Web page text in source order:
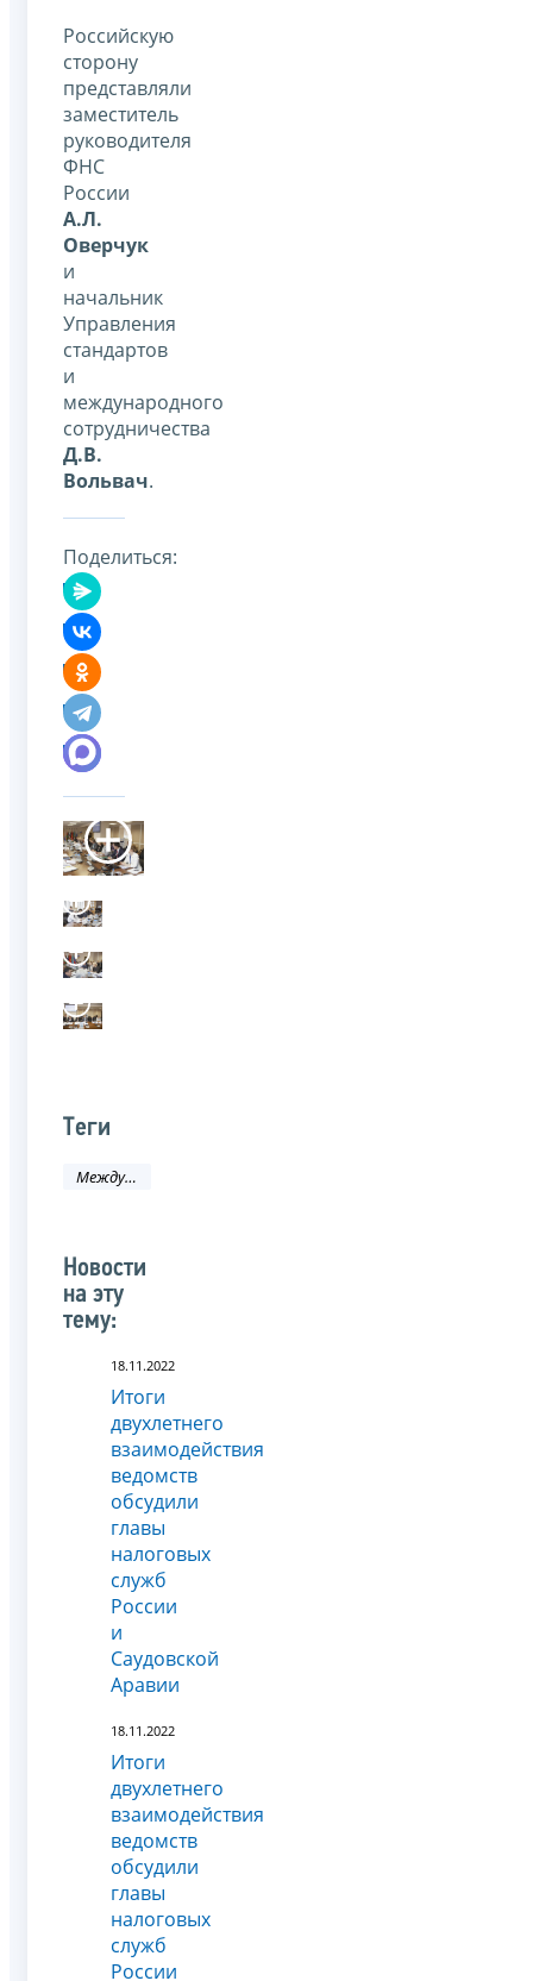
Российскую
сторону
представляли
заместитель
руководителя
ФНС
России
А.Л.
Оверчук
и
начальник
Управления
стандартов
и
международного
сотрудничества
Д.В.
Вольвач.
Поделиться:
Теги
Международное сотрудничество
Новости
на эту
тему:
18.11.2022
Итоги
двухлетнего
взаимодействия
ведомств
обсудили
главы
налоговых
служб
России
и
Саудовской
Аравии
18.11.2022
Итоги
двухлетнего
взаимодействия
ведомств
обсудили
главы
налоговых
служб
России